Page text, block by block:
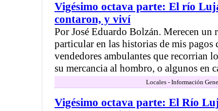
Vigésimo octava parte: El río
contaron, y viví
Por José Eduardo Bolzán. Merecen un
particular en las historias de mis
vendedores ambulantes que recorrian
su mercancia al hombro, o algunos en
Locales - Información
Vigésimo octava parte: El Río